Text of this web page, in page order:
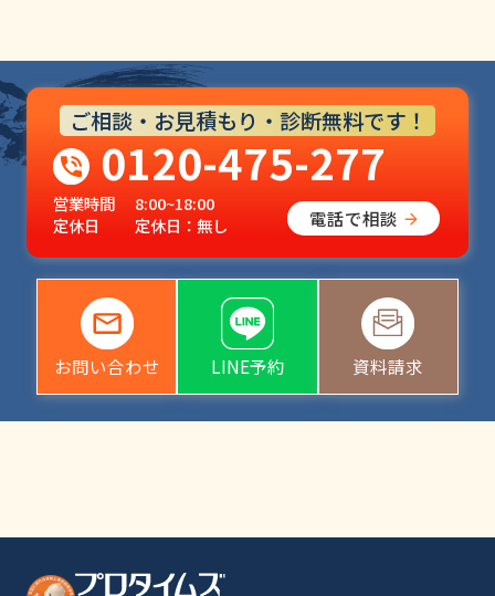
ご相談・お見積もり・診断無料です！
0120-475-277
営業時間
8:00~18:00
定休日
定休日：無し 電話で相談
お問い合わせ LINE予約 資料請求